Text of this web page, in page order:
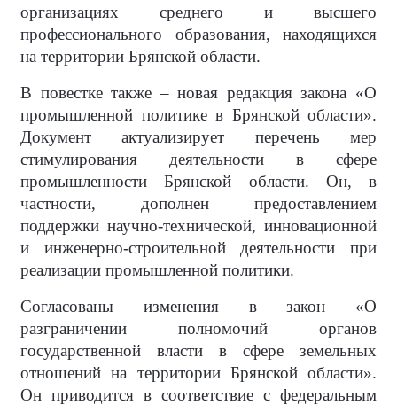
организациях среднего и высшего
профессионального образования, находящихся
на территории Брянской области.
В повестке также – новая редакция закона «О
промышленной политике в Брянской области».
Документ актуализирует перечень мер
стимулирования деятельности в сфере
промышленности Брянской области. Он, в
частности, дополнен предоставлением
поддержки научно-технической, инновационной
и инженерно-строительной деятельности при
реализации промышленной политики.
Согласованы изменения в закон «О
разграничении полномочий органов
государственной власти в сфере земельных
отношений на территории Брянской области».
Он приводится в соответствие с федеральным